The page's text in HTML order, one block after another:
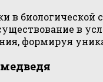
в
в
формируя